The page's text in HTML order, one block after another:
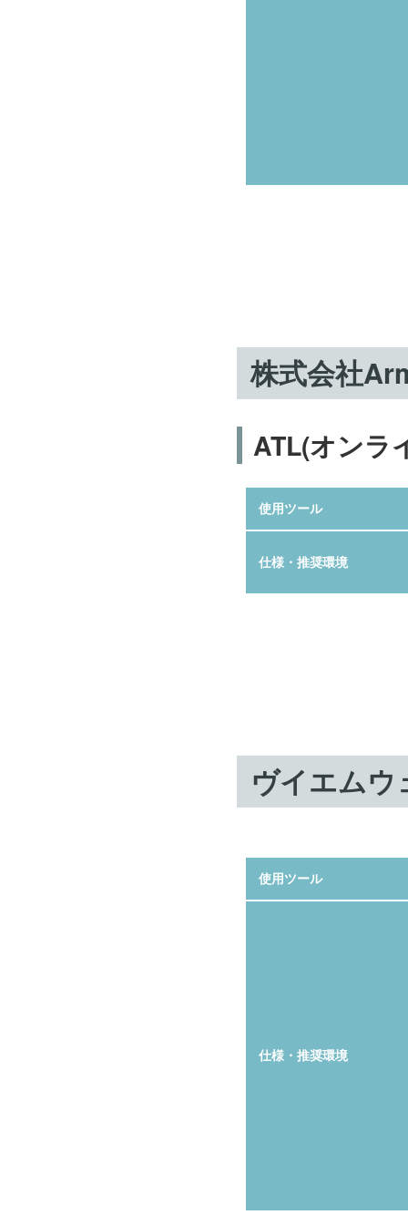
株式会社
ATL(オンラ
使用ツール
仕様・推奨環境
ヴイエムウ
使用ツール
仕様・推奨環境